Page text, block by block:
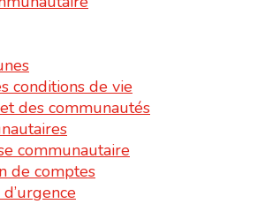
conditions de vie
des communautés
communautaire
de comptes